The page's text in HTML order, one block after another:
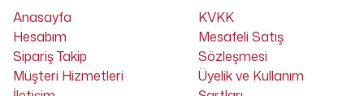
Anasayfa
Hesabım
Sipariş Takip
Müşteri Hizmetleri
KVKK
Mesafeli Satış
Sözleşmesi
Üyelik ve Kullanım